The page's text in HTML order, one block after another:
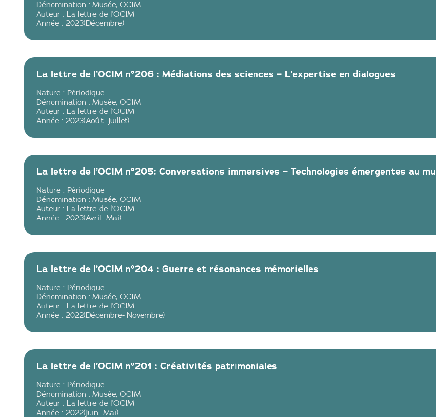
Dénomination : Musée, OCIM
Auteur :
La lettre de l'OCIM
Année : 2023(Décembre)
La lettre de l’OCIM n°206 : Médiations des sciences – L’expertise en dialogues
Nature : Périodique
Dénomination : Musée, OCIM
Auteur :
La lettre de l'OCIM
Année : 2023(Août- Juillet)
La lettre de l’OCIM n°205: Conversations immersives – Technologies émergentes au
Nature : Périodique
Dénomination : Musée, OCIM
Auteur :
La lettre de l'OCIM
Année : 2023(Avril - Mai)
La lettre de l’OCIM n°204 : Guerre et résonances mémorielles
Nature : Périodique
Dénomination : Musée, OCIM
Auteur :
La lettre de l'OCIM
Année : 2022(Décembre- Novembre)
La lettre de l’OCIM n°201 : Créativités patrimoniales
Nature : Périodique
Dénomination : Musée, OCIM
Auteur :
La lettre de l'OCIM
Année : 2022( Juin- Mai)